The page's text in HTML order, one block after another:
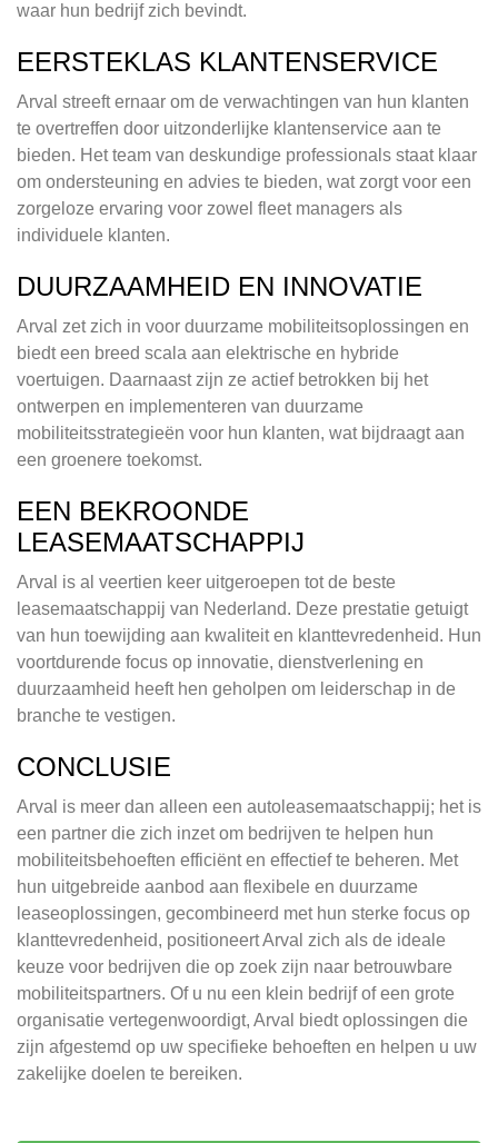
waar hun bedrijf zich bevindt.
EERSTEKLAS KLANTENSERVICE
Arval streeft ernaar om de verwachtingen van hun klanten
te overtreffen door uitzonderlijke klantenservice aan te
bieden. Het team van deskundige professionals staat klaar
om ondersteuning en advies te bieden, wat zorgt voor een
zorgeloze ervaring voor zowel fleet managers als
individuele klanten.
DUURZAAMHEID EN INNOVATIE
Arval zet zich in voor duurzame mobiliteitsoplossingen en
biedt een breed scala aan elektrische en hybride
voertuigen. Daarnaast zijn ze actief betrokken bij het
ontwerpen en implementeren van duurzame
mobiliteitsstrategieën voor hun klanten, wat bijdraagt aan
een groenere toekomst.
EEN BEKROONDE
LEASEMAATSCHAPPIJ
Arval is al veertien keer uitgeroepen tot de beste
leasemaatschappij van Nederland. Deze prestatie getuigt
van hun toewijding aan kwaliteit en klanttevredenheid. Hun
voortdurende focus op innovatie, dienstverlening en
duurzaamheid heeft hen geholpen om leiderschap in de
branche te vestigen.
CONCLUSIE
Arval is meer dan alleen een autoleasemaatschappij; het is
een partner die zich inzet om bedrijven te helpen hun
mobiliteitsbehoeften efficiënt en effectief te beheren. Met
hun uitgebreide aanbod aan flexibele en duurzame
leaseoplossingen, gecombineerd met hun sterke focus op
klanttevredenheid, positioneert Arval zich als de ideale
keuze voor bedrijven die op zoek zijn naar betrouwbare
mobiliteitspartners. Of u nu een klein bedrijf of een grote
organisatie vertegenwoordigt, Arval biedt oplossingen die
zijn afgestemd op uw specifieke behoeften en helpen u uw
zakelijke doelen te bereiken.